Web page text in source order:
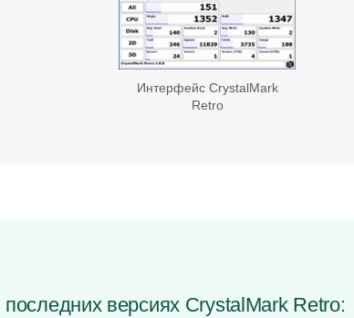
Интерфейс CrystalMark
Retro
последних версиях CrystalMark Retro: